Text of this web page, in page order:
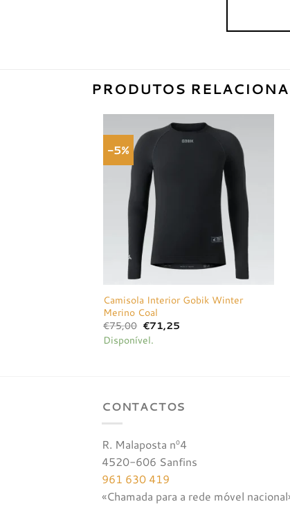
PRODUTOS
-5%
Adicionar
à lista de
desejos
Camisola Interior Gobik Winter
Merino Coal
€75,00 O
preço
original
€71,25O
Disponível.
CONTACTOS
R. Malaposta nº4
4520-606 Sanfins
961 630 419
«Chamada para a rede móvel